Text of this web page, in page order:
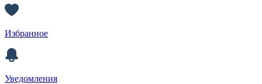
Избранное
Уведомления